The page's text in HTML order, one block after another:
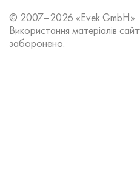
© 2007–2026 «Evek GmbH»
Використання матеріалів
заборонено.